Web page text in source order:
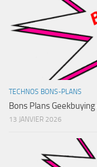
TECHNOS BONS-PLANS
Bons Plans
13 JANVIER 2026